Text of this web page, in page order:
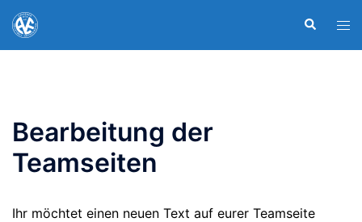
Zum
Inhalt
springen
Suche
Bearbeitung der
Teamseiten
Ihr möchtet einen neuen Text auf eurer Teamseite